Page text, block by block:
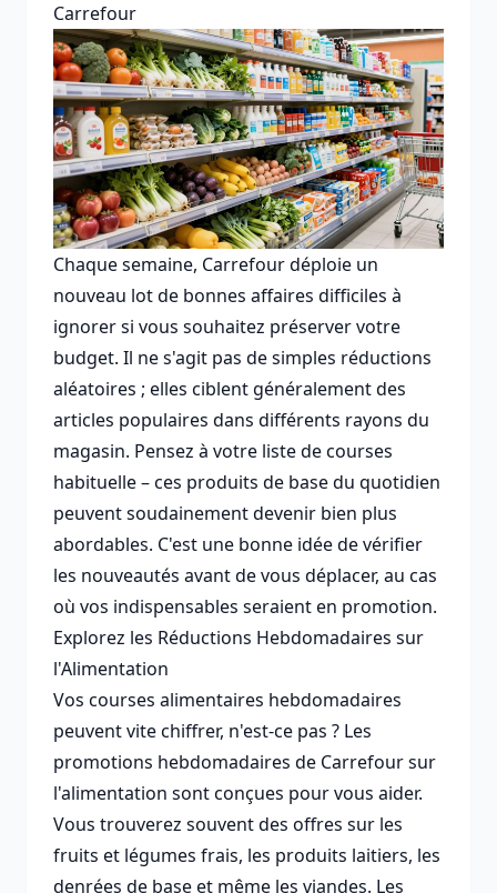
Carrefour
Chaque semaine, Carrefour déploie un
nouveau lot de bonnes affaires difficiles à
ignorer si vous souhaitez préserver votre
budget. Il ne s'agit pas de simples réductions
aléatoires ; elles ciblent généralement des
articles populaires dans différents rayons du
magasin. Pensez à votre liste de courses
habituelle – ces produits de base du quotidien
peuvent soudainement devenir bien plus
abordables. C'est une bonne idée de vérifier
les nouveautés avant de vous déplacer, au cas
où vos indispensables seraient en promotion.
Explorez les Réductions Hebdomadaires sur
l'Alimentation
Vos courses alimentaires hebdomadaires
peuvent vite chiffrer, n'est-ce pas ? Les
promotions hebdomadaires de Carrefour sur
l'alimentation sont conçues pour vous aider.
Vous trouverez souvent des offres sur les
fruits et légumes frais, les produits laitiers, les
denrées de base et même les viandes. Les